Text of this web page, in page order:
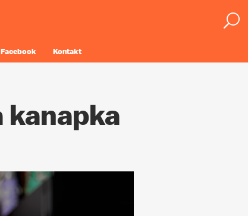
Facebook Kontakt